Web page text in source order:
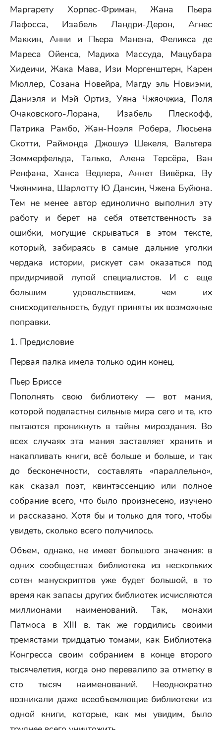
Маргарету Хорпес-Фриман, Жана Пьера
Лафосса, Изабель Ландри-Дерон, Агнес
Маккин, Анни и Пьера Манена, Феликса де
Мареса Ойенса, Мадиха Массуда, Мацубара
Хидеичи, Жака Мава, Изи Моргенштерн, Карен
Мюллер, Созана Новейра, Магду эль Новиэми,
Даниэля и Мэй Ортиз, Уяна Чжяочжиа, Поля
Очаковского-Лорана, Изабель Плескофф,
Патрика Рамбо, Жан-Ноэля Робера, Люсьена
Скотти, Раймонда Джошуэ Шекеля, Вальтера
Зоммерфельда, Талько, Алена Терсёра, Ван
Ренфана, Ханса Ведлера, Аннет Вивёрка, By
Чжянмина, Шарлотту Ю Дансин, Чжена Буйюна.
Тем не менее автор единолично выполнил эту
работу и берет на себя ответственность за
ошибки, могущие скрываться в этом тексте,
который, забираясь в самые дальние уголки
чердака истории, рискует сам оказаться под
придирчивой лупой специалистов. И с еще
большим удовольствием, чем их
снисходительность, будут приняты их возможные
поправки.
1. Предисловие
Первая палка имела только один конец.
Пьер Бриссе
Пополнять свою библиотеку — вот мания,
которой подвластны сильные мира сего и те, кто
пытаются проникнуть в тайны мироздания. Во
всех случаях эта мания заставляет хранить и
накапливать книги, всё больше и больше, и так
до бесконечности, составлять «параллельно»,
как сказал поэт, квинтэссенцию или полное
собрание всего, что было произнесено, изучено
и рассказано. Хотя бы и только для того, чтобы
увидеть, сколько всего получилось.
Объем, однако, не имеет большого значения: в
одних сообществах библиотека из нескольких
сотен манускриптов уже будет большой, в то
время как запасы других библиотек исчисляются
миллионами наименований. Так, монахи
Патмоса в XIII в. так же гордились своими
тремястами тридцатью томами, как Библиотека
Конгресса своим собранием в конце второго
тысячелетия, когда оно перевалило за отметку в
сто тысяч наименований. Неоднократно
возникали даже всеобъемлющие библиотеки из
одной книги, которые, как мы увидим, было